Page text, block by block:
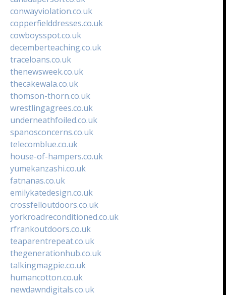
conwayviolation.co.uk
copperfielddresses.co.uk
cowboysspot.co.uk
decemberteaching.co.uk
traceloans.co.uk
thenewsweek.co.uk
thecakewala.co.uk
thomson-thorn.co.uk
wrestlingagrees.co.uk
underneathfoiled.co.uk
spanosconcerns.co.uk
telecomblue.co.uk
house-of-hampers.co.uk
yumekanzashi.co.uk
fatnanas.co.uk
emilykatedesign.co.uk
crossfelloutdoors.co.uk
yorkroadreconditioned.co.uk
rfrankoutdoors.co.uk
teaparentrepeat.co.uk
thegenerationhub.co.uk
talkingmagpie.co.uk
humancotton.co.uk
newdawndigitals.co.uk